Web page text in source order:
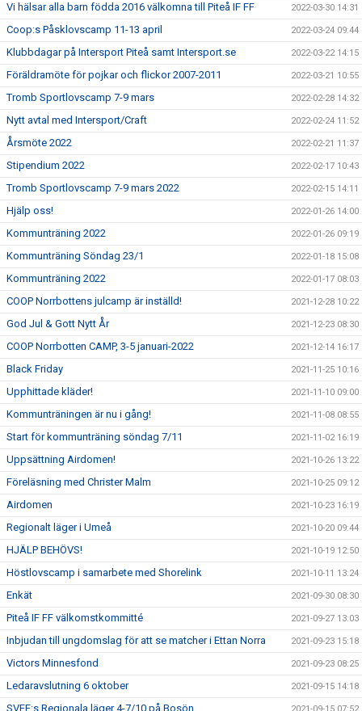
Vi hälsar alla barn födda 2016 välkomna till Piteå IF FF 2022-03-30 14:31
Coop:s Påsklovscamp 11-13 april 2022-03-24 09:44
Klubbdagar på Intersport Piteå samt Intersport.se 2022-03-22 14:15
Föräldramöte för pojkar och flickor 2007-2011 2022-03-21 10:55
Tromb Sportlovscamp 7-9 mars 2022-02-28 14:32
Nytt avtal med Intersport/Craft 2022-02-24 11:52
Årsmöte 2022 2022-02-21 11:37
Stipendium 2022 2022-02-17 10:43
Tromb Sportlovscamp 7-9 mars 2022 2022-02-15 14:11
Hjälp oss! 2022-01-26 14:00
Kommunträning 2022 2022-01-26 09:19
Kommunträning Söndag 23/1 2022-01-18 15:08
Kommunträning 2022 2022-01-17 08:03
COOP Norrbottens julcamp är inställd! 2021-12-28 10:22
God Jul & Gott Nytt År 2021-12-23 08:30
COOP Norrbotten CAMP, 3-5 januari-2022 2021-12-14 16:17
Black Friday 2021-11-25 10:16
Upphittade kläder! 2021-11-10 09:00
Kommunträningen är nu i gång! 2021-11-08 08:55
Start för kommunträning söndag 7/11 2021-11-02 16:19
Uppsättning Airdomen! 2021-10-26 13:22
Föreläsning med Christer Malm 2021-10-25 09:12
Airdomen 2021-10-23 16:19
Regionalt läger i Umeå 2021-10-20 09:44
HJÄLP BEHÖVS! 2021-10-19 12:50
Höstlovscamp i samarbete med Shorelink 2021-10-11 13:24
Enkät 2021-09-30 08:30
Piteå IF FF välkomstkommitté 2021-09-27 13:03
Inbjudan till ungdomslag för att se matcher i Ettan Norra 2021-09-23 15:18
Victors Minnesfond 2021-09-23 08:25
Ledaravslutning 6 oktober 2021-09-15 14:18
SVFF:s Regionala läger 4-7/10 på Bosön